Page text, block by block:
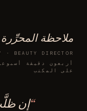
ملاحظة المحرِّرة
· BEAUTY DIRECTOR
أربعون دقيقة
على المكتب
إن